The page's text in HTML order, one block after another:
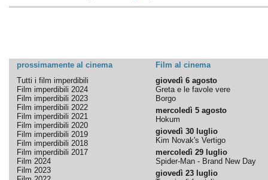
prossimamente al cinema
Film al cinema
Tutti i film imperdibili
Film imperdibili 2024
Film imperdibili 2023
Film imperdibili 2022
Film imperdibili 2021
Film imperdibili 2020
Film imperdibili 2019
Film imperdibili 2018
Film imperdibili 2017
Film 2024
Film 2023
giovedì 6 agosto
Greta e le favole vere
Borgo
mercoledì 5 agosto
Hokum
giovedì 30 luglio
Kim Novak's Vertigo
mercoledì 29 luglio
Spider-Man - Brand New Day
giovedì 23 luglio